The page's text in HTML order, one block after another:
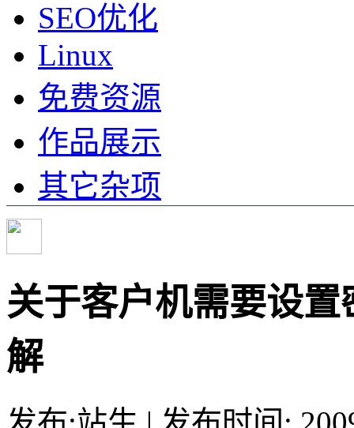
SEO优化
Linux
免费资源
作品展示
其它杂项
关于客户机需要设
解